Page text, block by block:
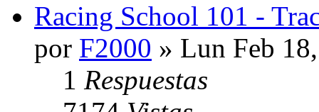
Racing School 101 -
por F2000 » Lun Feb
1 Respuestas